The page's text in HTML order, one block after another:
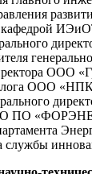
кафедрой
ООО
ООО
ПО
службы